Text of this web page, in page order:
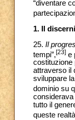
“diventare
1. Il
25. Il
tempi”,[23] e
costituzione
attraverso il
sviluppare
dominio su
tutto il
queste